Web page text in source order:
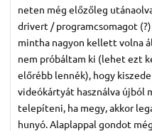
neten még előzőleg
drivert / programcsomagot
mintha nagyon kellett volna
nem próbáltam ki (lehet ezt
előrébb lennék), hogy
videókártyát használva újból
telepíteni, ha megy, akkor
hunyó. Alaplappal gondot